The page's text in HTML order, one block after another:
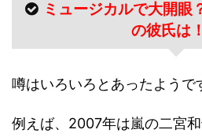
ミュージカルで大開眼
の彼氏は
噂はいろいろとあったようで
例えば、2007年は嵐の二宮和